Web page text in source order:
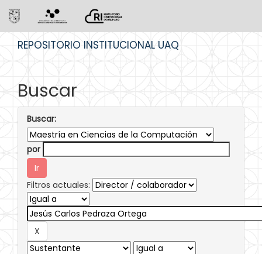
REPOSITORIO INSTITUCIONAL UAQ
Buscar
Buscar:
por
Filtros actuales: